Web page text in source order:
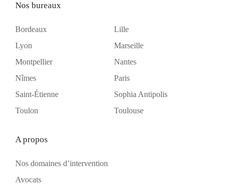
Nos bureaux
Bordeaux
Lille
Lyon
Marseille
Montpellier
Nantes
Nîmes
Paris
Saint-Étienne
Sophia Antipolis
Toulon
Toulouse
A propos
Nos domaines d’intervention
Avocats